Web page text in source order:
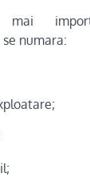
numara: